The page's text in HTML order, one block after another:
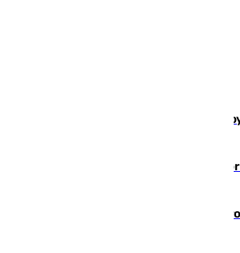
Venezuela agradece a España su
Arde un coche en el Puerto de la
El año 2007, una generación muy